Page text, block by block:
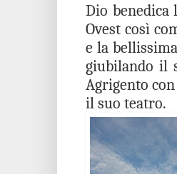
Dio
Ovest così
e la
giubilando il
Agrigento
il suo teatro.